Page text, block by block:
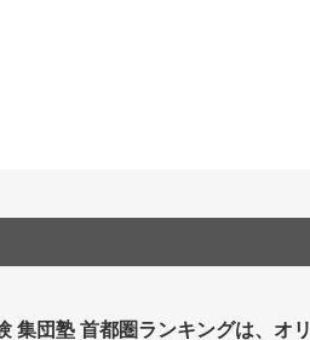
集団塾 首都圏ランキングは、オ